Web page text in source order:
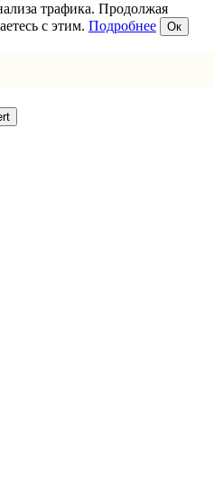
трафика. Продолжая
с этим. Подробнее Ок